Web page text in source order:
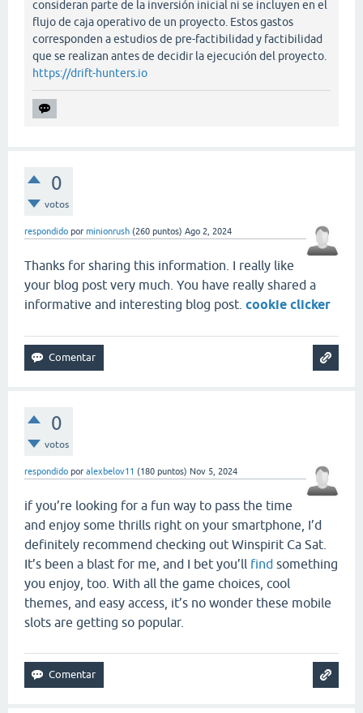
consideran parte de la inversión inicial ni se incluyen en el
flujo de caja operativo de un proyecto. Estos gastos
corresponden a estudios de pre-factibilidad y factibilidad
que se realizan antes de decidir la ejecución del proyecto.
https://drift-hunters.io
0
votos
respondido por minionrush (260 puntos) Ago 2, 2024
Thanks for sharing this information. I really like
your blog post very much. You have really shared a
informative and interesting blog post. cookie clicker
0
votos
respondido por alexbelov11 (180 puntos) Nov 5, 2024
if you’re looking for a fun way to pass the time
and enjoy some thrills right on your smartphone, I’d
definitely recommend checking out Winspirit Ca Sat.
It’s been a blast for me, and I bet you’ll find something
you enjoy, too. With all the game choices, cool
themes, and easy access, it’s no wonder these mobile
slots are getting so popular.